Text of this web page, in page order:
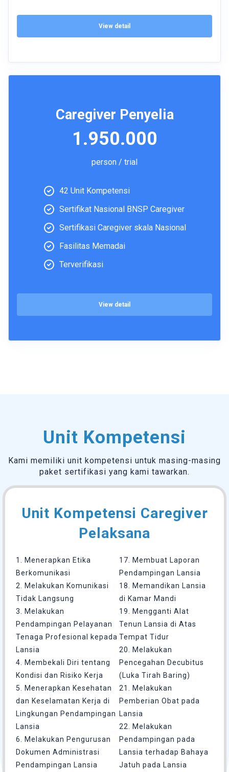
View detail
Caregiver Penyelia
1.950.000
person / trial
42 Unit Kompetensi
Sertifikat Nasional BNSP Caregiver
Sertifikasi Caregiver skala Nasional
Fasilitas Memadai
Terverifikasi
View detail
Unit Kompetensi
Kami memiliki unit kompetensi untuk masing-masing
paket sertifikasi yang kami tawarkan.
Unit Kompetensi Caregiver
Pelaksana
1. Menerapkan Etika
Berkomunikasi
2. Melakukan Komunikasi
Tidak Langsung
3. Melakukan
Pendampingan Pelayanan
Tenaga Profesional kepada
Lansia
4. Membekali Diri tentang
Kondisi dan Risiko Kerja
5. Menerapkan Kesehatan
dan Keselamatan Kerja di
Lingkungan Pendampingan
Lansia
6. Melakukan Pengurusan
Dokumen Administrasi
Pendampingan Lansia
17. Membuat Laporan
Pendampingan Lansia
18. Memandikan Lansia
di Kamar Mandi
19. Mengganti Alat
Tenun Lansia di Atas
Tempat Tidur
20. Melakukan
Pencegahan Decubitus
(Luka Tirah Baring)
21. Melakukan
Pemberian Obat pada
Lansia
22. Melakukan
Pendampingan pada
Lansia terhadap Bahaya
Jatuh pada Lansia